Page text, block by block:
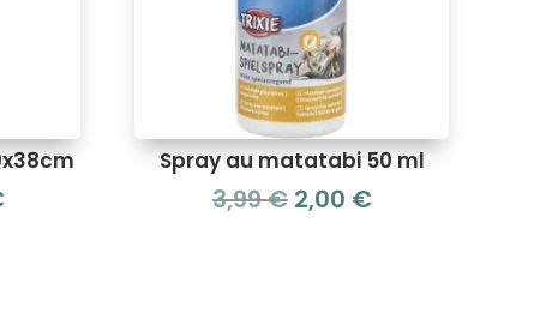
Le
Spray au matatabi 50 ml
3,99€ Le
2,00 €Le